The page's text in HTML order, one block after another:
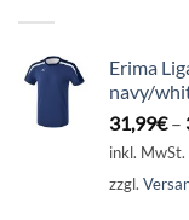
Erima
navy/
31,99€–
inkl. MwSt.
zzgl.